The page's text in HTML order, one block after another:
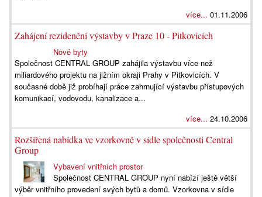
více... 01.11.2006
Zahájení rezidenční výstavby v Praze 10 - Pitkovicích
Nové byty
Společnost CENTRAL GROUP zahájila výstavbu více než
miliardového projektu na jižním okraji Prahy v Pitkovicích. V
současné době již probíhají práce zahrnující výstavbu přístupových
komunikací, vodovodu, kanalizace a...
více... 24.10.2006
Rozšířená nabídka ve vzorkovně v sídle společnosti Central
Group
Vybavení vnitřních prostor
Společnost CENTRAL GROUP nyní nabízí ještě větší
výběr vnitřního provedení svých bytů a domů. Vzorkovna v sídle